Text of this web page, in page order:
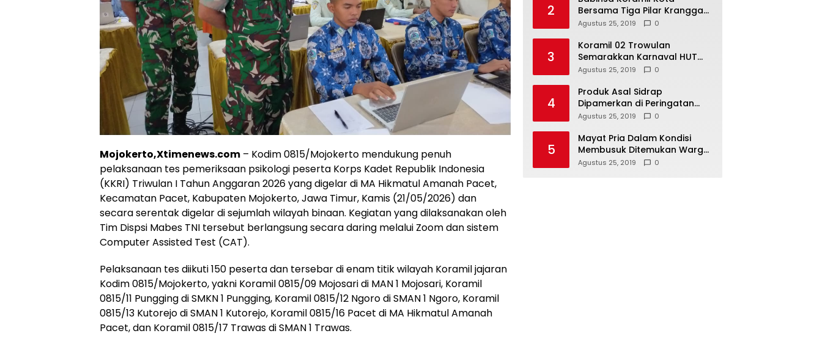
Mojokerto,Xtimenews.com – Kodim 0815/Mojokerto mendukung penuh
pelaksanaan tes pemeriksaan psikologi peserta Korps Kadet Republik Indonesia
(KKRI) Triwulan I Tahun Anggaran 2026 yang digelar di MA Hikmatul Amanah Pacet,
Kecamatan Pacet, Kabupaten Mojokerto, Jawa Timur, Kamis (21/05/2026) dan
secara serentak digelar di sejumlah wilayah binaan. Kegiatan yang dilaksanakan oleh
Tim Dispsi Mabes TNI tersebut berlangsung secara daring melalui Zoom dan sistem
Computer Assisted Test (CAT).
Pelaksanaan tes diikuti 150 peserta dan tersebar di enam titik wilayah Koramil jajaran
Kodim 0815/Mojokerto, yakni Koramil 0815/09 Mojosari di MAN 1 Mojosari, Koramil
0815/11 Pungging di SMKN 1 Pungging, Koramil 0815/12 Ngoro di SMAN 1 Ngoro, Koramil
0815/13 Kutorejo di SMAN 1 Kutorejo, Koramil 0815/16 Pacet di MA Hikmatul Amanah
Pacet, dan Koramil 0815/17 Trawas di SMAN 1 Trawas.
2
Bersama Tiga Pilar Kranggan
Gelar Rakor
Agustus 25, 2019 0
3
Koramil 02 Trowulan
Semarakkan Karnaval HUT
Ke-74 Kemerdekaan RI
Agustus 25, 2019 0
4
Produk Asal Sidrap
Dipamerkan di Peringatan
Hari Koperasi Tingkat Provinsi
Agustus 25, 2019 0
5
Mayat Pria Dalam Kondisi
Membusuk Ditemukan Warga
di Area Persawahan Sidoarjo
Agustus 25, 2019 0